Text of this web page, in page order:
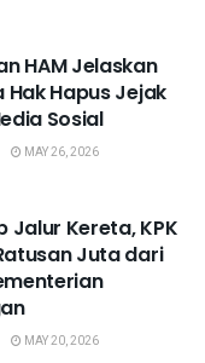
HAM Jelaskan
Hak Hapus Jejak
Sosial
MAY 26, 2026
Jalur Kereta, KPK
Juta dari
MAY 20, 2026